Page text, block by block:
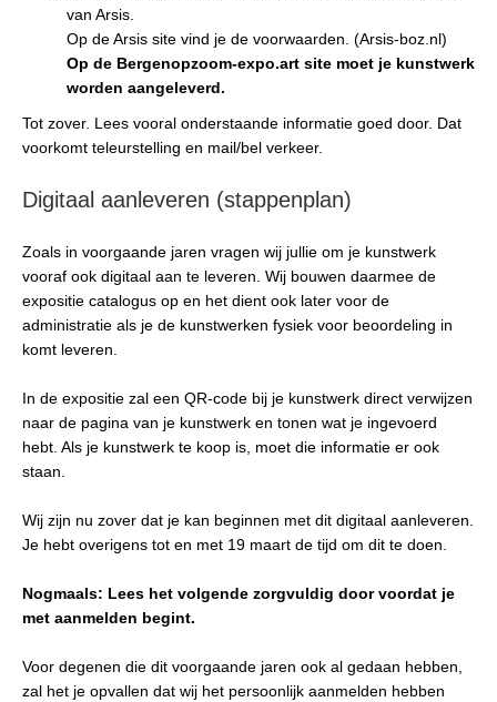
van Arsis.
Op de Arsis site vind je de voorwaarden. (Arsis-boz.nl)
Op de Bergenopzoom-expo.art site moet je kunstwerk
worden aangeleverd.
Tot zover. Lees vooral onderstaande informatie goed door. Dat
voorkomt teleurstelling en mail/bel verkeer.
Digitaal aanleveren (stappenplan)
Zoals in voorgaande jaren vragen wij jullie om je kunstwerk
vooraf ook digitaal aan te leveren. Wij bouwen daarmee de
expositie catalogus op en het dient ook later voor de
administratie als je de kunstwerken fysiek voor beoordeling in
komt leveren.
In de expositie zal een QR-code bij je kunstwerk direct verwijzen
naar de pagina van je kunstwerk en tonen wat je ingevoerd
hebt. Als je kunstwerk te koop is, moet die informatie er ook
staan.
Wij zijn nu zover dat je kan beginnen met dit digitaal aanleveren.
Je hebt overigens tot en met 19 maart de tijd om dit te doen.
Nogmaals: Lees het volgende zorgvuldig door voordat je
met aanmelden begint.
Voor degenen die dit voorgaande jaren ook al gedaan hebben,
zal het je opvallen dat wij het persoonlijk aanmelden hebben